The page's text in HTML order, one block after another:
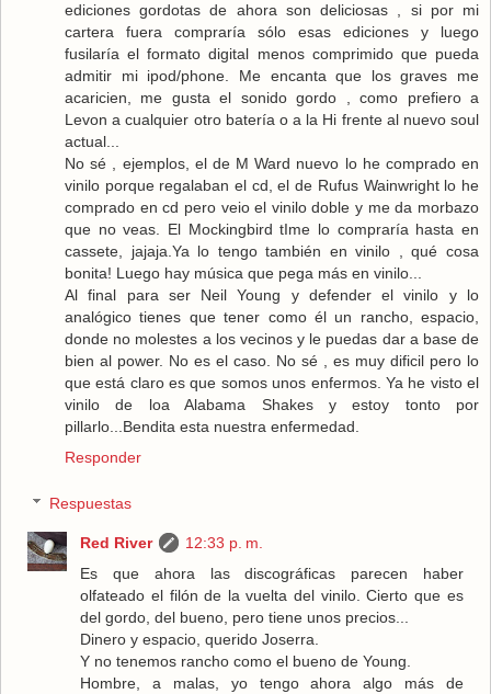
ediciones gordotas de ahora son deliciosas , si por mi
cartera fuera compraría sólo esas ediciones y luego
fusilaría el formato digital menos comprimido que pueda
admitir mi ipod/phone. Me encanta que los graves me
acaricien, me gusta el sonido gordo , como prefiero a
Levon a cualquier otro batería o a la Hi frente al nuevo soul
actual...
No sé , ejemplos, el de M Ward nuevo lo he comprado en
vinilo porque regalaban el cd, el de Rufus Wainwright lo he
comprado en cd pero veio el vinilo doble y me da morbazo
que no veas. El Mockingbird tIme lo compraría hasta en
cassete, jajaja.Ya lo tengo también en vinilo , qué cosa
bonita! Luego hay música que pega más en vinilo...
Al final para ser Neil Young y defender el vinilo y lo
analógico tienes que tener como él un rancho, espacio,
donde no molestes a los vecinos y le puedas dar a base de
bien al power. No es el caso. No sé , es muy dificil pero lo
que está claro es que somos unos enfermos. Ya he visto el
vinilo de loa Alabama Shakes y estoy tonto por
pillarlo...Bendita esta nuestra enfermedad.
Responder
Respuestas
Red River
12:33 p. m.
Es que ahora las discográficas parecen haber
olfateado el filón de la vuelta del vinilo. Cierto que es
del gordo, del bueno, pero tiene unos precios...
Dinero y espacio, querido Joserra.
Y no tenemos rancho como el bueno de Young.
Hombre, a malas, yo tengo ahora algo más de